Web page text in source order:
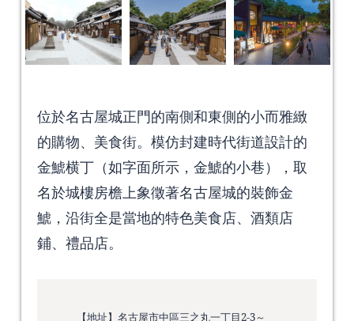
位於名古屋城正門的南側和東側的小而雅緻
的購物、美食街。模仿封建時代街道設計的
金鯱横丁（如字面所示，金鯱的小巷），取
名於城樓房檐上象徵著名古屋城的裝飾金
鯱，沿街全是當地的特色美食店、酒類店
鋪、禮品店。
【地址】名古屋市中區三之丸一丁目2-3～